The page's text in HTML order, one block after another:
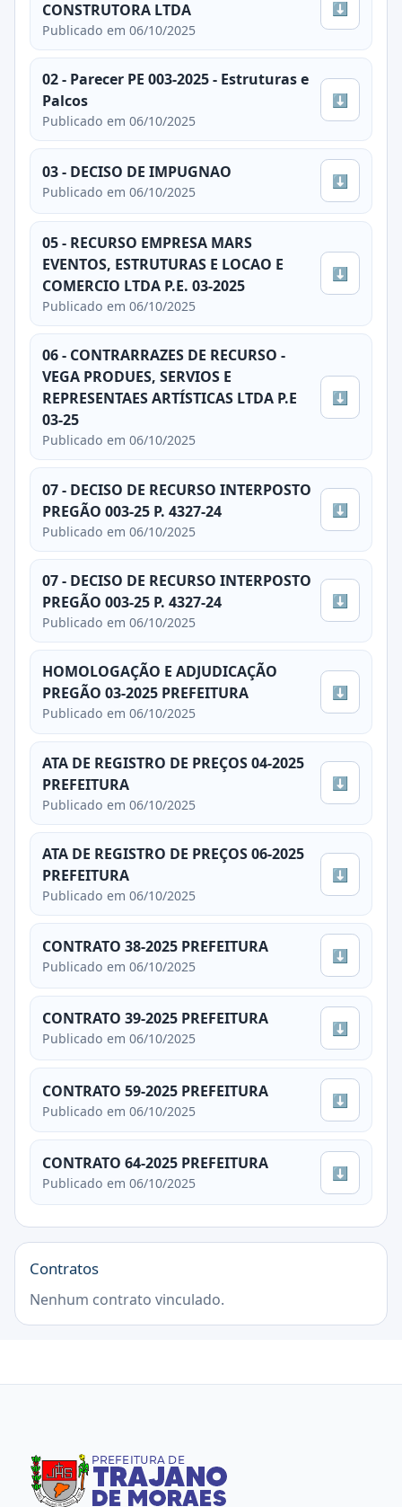
CONSTRUTORA LTDA
Publicado em 06/10/2025
⬇
02 - Parecer PE 003-2025 - Estruturas e
Palcos
Publicado em 06/10/2025
⬇
03 - DECISO DE IMPUGNAO
Publicado em 06/10/2025
⬇
05 - RECURSO EMPRESA MARS
EVENTOS, ESTRUTURAS E LOCAO E
COMERCIO LTDA P.E. 03-2025
Publicado em 06/10/2025
⬇
06 - CONTRARRAZES DE RECURSO -
VEGA PRODUES, SERVIOS E
REPRESENTAES ARTÍSTICAS LTDA P.E
03-25
Publicado em 06/10/2025
⬇
07 - DECISO DE RECURSO INTERPOSTO
PREGÃO 003-25 P. 4327-24
Publicado em 06/10/2025
⬇
07 - DECISO DE RECURSO INTERPOSTO
PREGÃO 003-25 P. 4327-24
Publicado em 06/10/2025
⬇
HOMOLOGAÇÃO E ADJUDICAÇÃO
PREGÃO 03-2025 PREFEITURA
Publicado em 06/10/2025
⬇
ATA DE REGISTRO DE PREÇOS 04-2025
PREFEITURA
Publicado em 06/10/2025
⬇
ATA DE REGISTRO DE PREÇOS 06-2025
PREFEITURA
Publicado em 06/10/2025
⬇
CONTRATO 38-2025 PREFEITURA
Publicado em 06/10/2025
⬇
CONTRATO 39-2025 PREFEITURA
Publicado em 06/10/2025
⬇
CONTRATO 59-2025 PREFEITURA
Publicado em 06/10/2025
⬇
CONTRATO 64-2025 PREFEITURA
Publicado em 06/10/2025
⬇
Contratos
Nenhum contrato vinculado.